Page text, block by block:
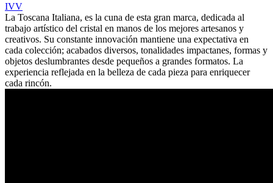
IVV
La Toscana Italiana, es la cuna de esta gran marca, dedicada al
trabajo artístico del cristal en manos de los mejores artesanos y
creativos. Su constante innovación mantiene una expectativa en
cada colección; acabados diversos, tonalidades impactanes, formas y
objetos deslumbrantes desde pequeños a grandes formatos. La
experiencia reflejada en la belleza de cada pieza para enriquecer
cada rincón.